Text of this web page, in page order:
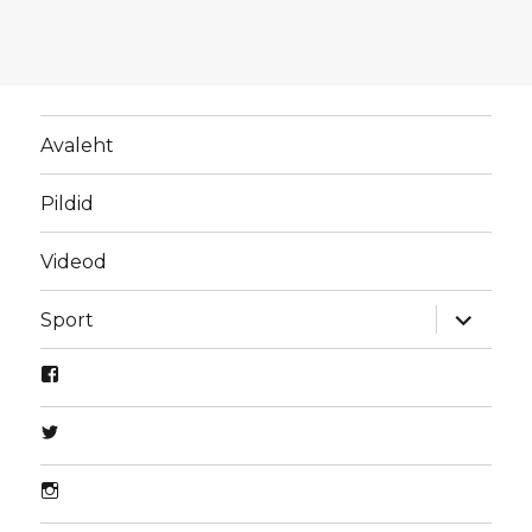
Avaleht
Pildid
Videod
Sport
laienda